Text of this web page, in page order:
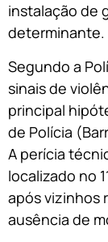
instalação de
determinante.
Segundo a
sinais de
principal
de Polícia
A perícia
localizado no
após vizinhos
ausência de